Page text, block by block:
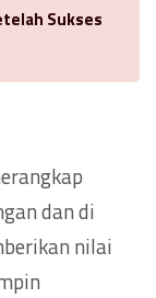
Sukses
dan di
nilai